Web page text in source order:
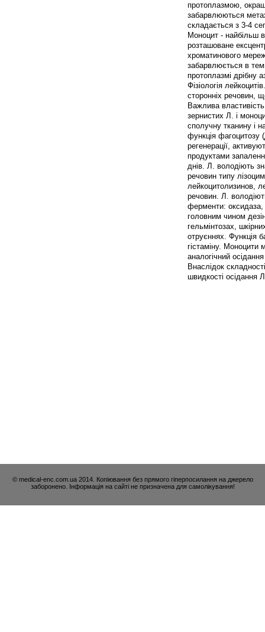
протоплазмою,
забарвлюються
складається з 3-4
Моноцит - найбільш
розташоване
хроматинового
забарвлюється в
протоплазмі дрібну
Фізіологія
сторонніх речовин,
Важлива
зернистих Л. і
сполучну тканину і
функція фагоцитозу
регенерації,
продуктами
днів. Л. володіють
речовин типу
лейкоцитолизинов,
речовин. Л.
ферменти:
головним чином
гельмінтозах,
отруєннях. Функція
гістаміну. Моноцити
аналогічний
Внаслідок
швидкості осідання
© medical-enc.com.ua 2014. Копіювання без прямого гіперпосилання на джерело
заборонено. Інформація на сайті не призначена для самолікування!